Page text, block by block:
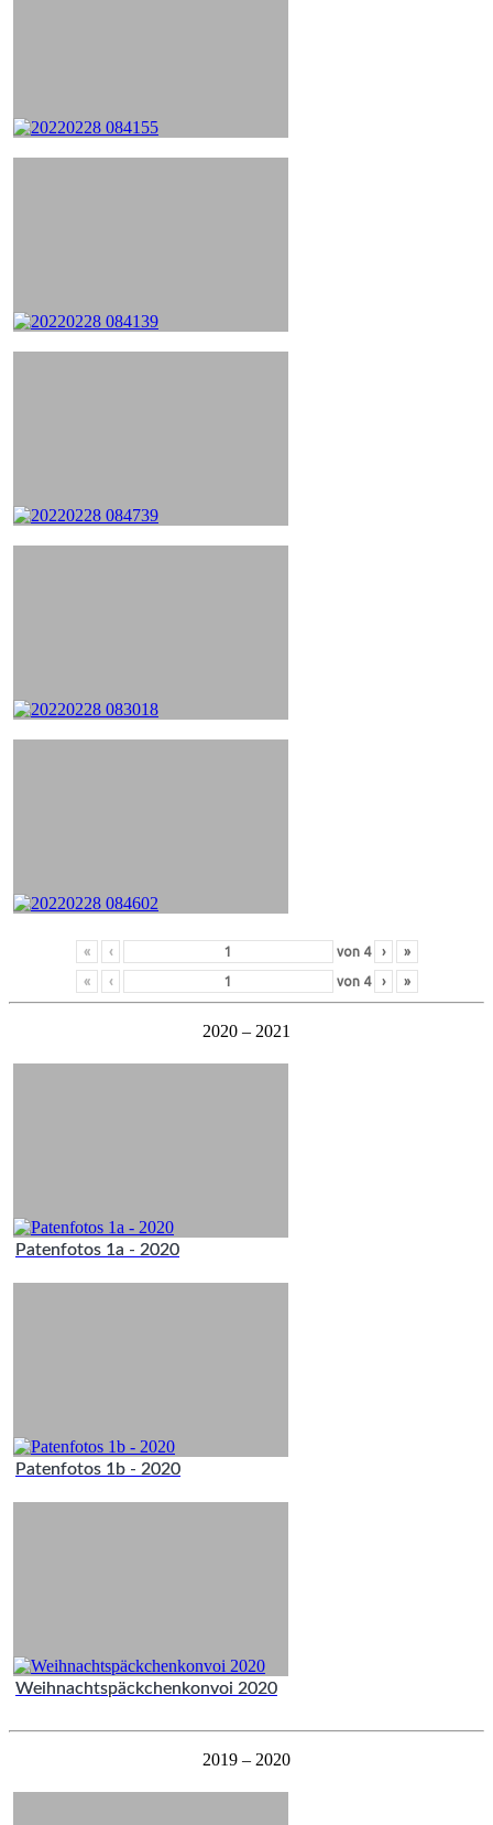
« ‹ von 4 › »
« ‹ von 4 › »
2020 – 2021
Patenfotos 1a - 2020
Patenfotos 1b - 2020
Weihnachtspäckchenkonvoi 2020
2019 – 2020